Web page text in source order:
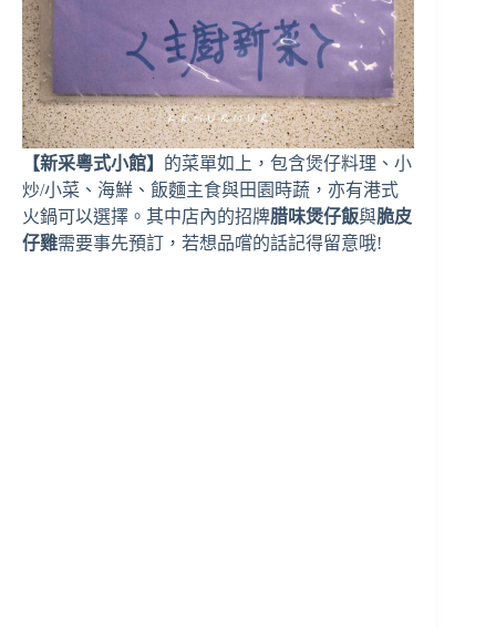
【新采粵式小館】 的菜單如上，包含煲仔料理、小
炒/小菜、海鮮、飯麵主食與田園時蔬，亦有港式
火鍋可以選擇。其中店內的招牌腊味煲仔飯與脆皮
仔雞需要事先預訂，若想品嚐的話記得留意哦!